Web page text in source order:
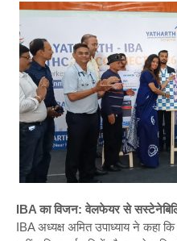
IBA का विजन: वेलफेयर से
IBA अध्यक्ष अमित उपाध्याय ने कहा